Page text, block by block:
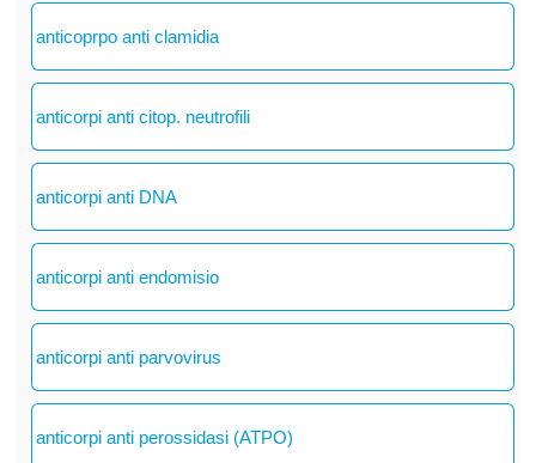
anticoprpo anti clamidia
anticorpi anti citop. neutrofili
anticorpi anti DNA
anticorpi anti endomisio
anticorpi anti parvovirus
anticorpi anti perossidasi (ATPO)